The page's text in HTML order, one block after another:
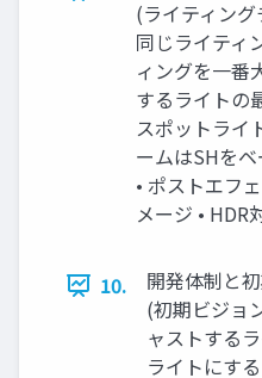
(ライティン
同じライティ
ィングを一番
するライトの
スポットライ
ームはSHを
• ポストエフ
メージ • HDR
10.
開発体制と
(初期ビジョ
ャストする
ライトにす